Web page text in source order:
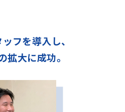
フを導入し、
拡大に成功。